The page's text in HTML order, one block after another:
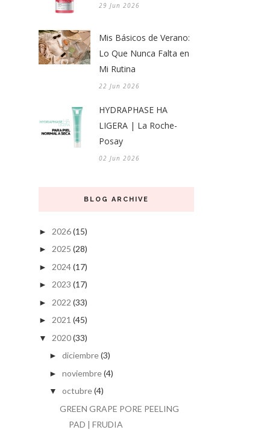
29 Jun 2026
Mis Básicos de Verano:
Lo Que Nunca Falta en
Mi Rutina
22 Jun 2026
HYDRAPHASE HA
LIGERA | La Roche-
Posay
02 Jun 2026
BLOG ARCHIVE
► 2026(15)
► 2025 (28)
► 2024(17)
► 2023 (17)
► 2022 (33)
► 2021 (45)
▼ 2020(33)
► diciembre(3)
► noviembre(4)
▼ octubre(4)
GREEN GRAPE PORE PEELING
PAD | FRUDIA